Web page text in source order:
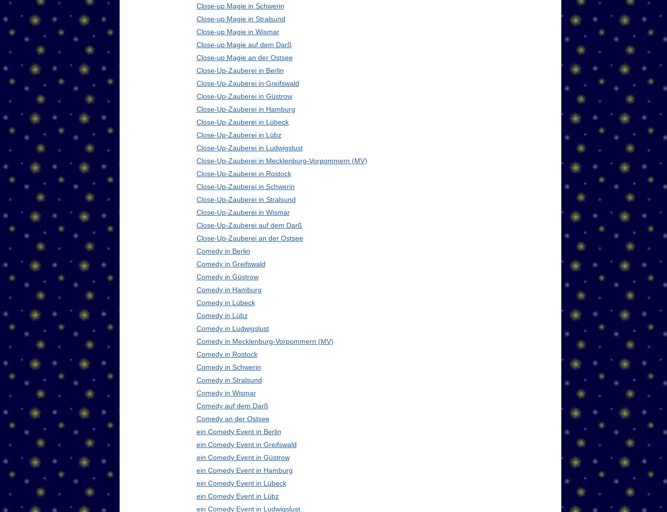
Close-up Magie in Schwerin
Close-up Magie in Stralsund
Close-up Magie in Wismar
Close-up Magie auf dem Darß
Close-up Magie an der Ostsee
Close-Up-Zauberei in Berlin
Close-Up-Zauberei in Greifswald
Close-Up-Zauberei in Güstrow
Close-Up-Zauberei in Hamburg
Close-Up-Zauberei in Lübeck
Close-Up-Zauberei in Lübz
Close-Up-Zauberei in Ludwigslust
Close-Up-Zauberei in Mecklenburg-Vorpommern (MV)
Close-Up-Zauberei in Rostock
Close-Up-Zauberei in Schwerin
Close-Up-Zauberei in Stralsund
Close-Up-Zauberei in Wismar
Close-Up-Zauberei auf dem Darß
Close-Up-Zauberei an der Ostsee
Comedy in Berlin
Comedy in Greifswald
Comedy in Güstrow
Comedy in Hamburg
Comedy in Lübeck
Comedy in Lübz
Comedy in Ludwigslust
Comedy in Mecklenburg-Vorpommern (MV)
Comedy in Rostock
Comedy in Schwerin
Comedy in Stralsund
Comedy in Wismar
Comedy auf dem Darß
Comedy an der Ostsee
ein Comedy Event in Berlin
ein Comedy Event in Greifswald
ein Comedy Event in Güstrow
ein Comedy Event in Hamburg
ein Comedy Event in Lübeck
ein Comedy Event in Lübz
ein Comedy Event in Ludwigslust